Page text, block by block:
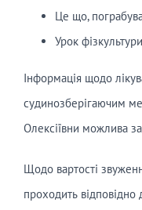
Це що,
Урок
Інформація щодо
судинозберігаючим
Олексіївни можлива
Щодо вартості
проходить відповідно